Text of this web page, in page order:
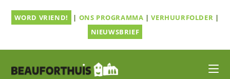
naarWORD VRIEND! | ONS PROGRAMMA |VERHUURFOLDER |
NIEUWSBRIEF